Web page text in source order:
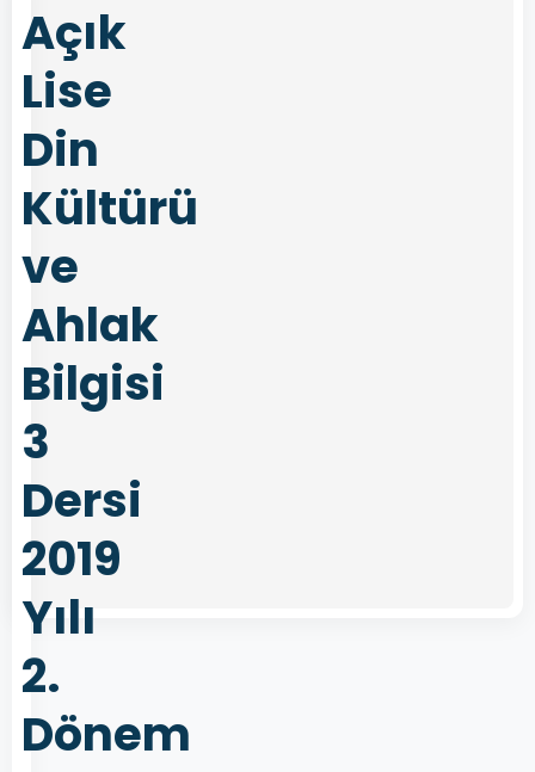
Açık
Lise
Din
Kültürü
ve
Ahlak
Bilgisi
3
Dersi
2019
Yılı
2.
Dönem